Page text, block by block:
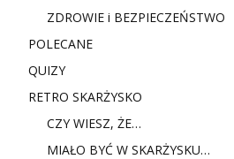
ZDROWIE i BEZPIECZEŃSTWO
POLECANE
QUIZY
RETRO SKARŻYSKO
CZY WIESZ, ŻE…
MIAŁO BYĆ W SKARŻYSKU…